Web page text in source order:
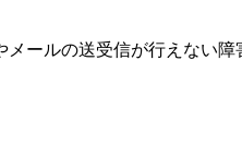
ールの送受信が行えない障